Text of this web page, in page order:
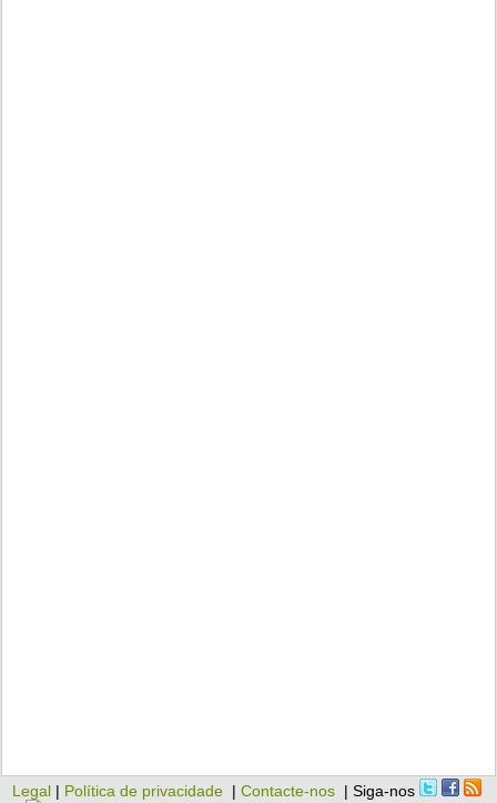
Legal | Política de privacidade |Contacte-nos | Siga-nos